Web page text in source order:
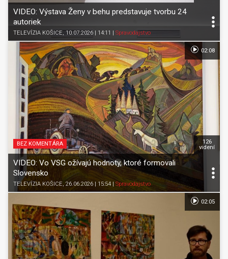
VIDEO: Výstava Ženy v behu predstavuje tvorbu 24
autoriek
TELEVÍZIA KOŠICE, 10.07.2026 | 14:11 Spravodajstvo
BEZ KOMENTÁRA
VIDEO: Vo VSG ožívajú hodnoty, ktoré formovali
Slovensko
TELEVÍZIA KOŠICE, 26.06.2026 | 15:54 Spravodajstvo
126
videní
02:08
02:05